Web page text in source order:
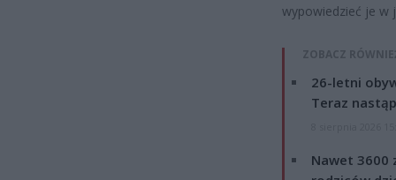
wypowiedzieć je w
ZOBACZ
26-letni
Teraz
Nawet 3600